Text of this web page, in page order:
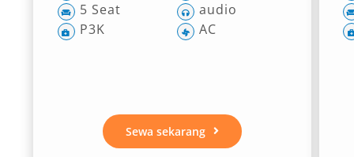
5 Seat
P3K
audio
AC
Sewa sekarang